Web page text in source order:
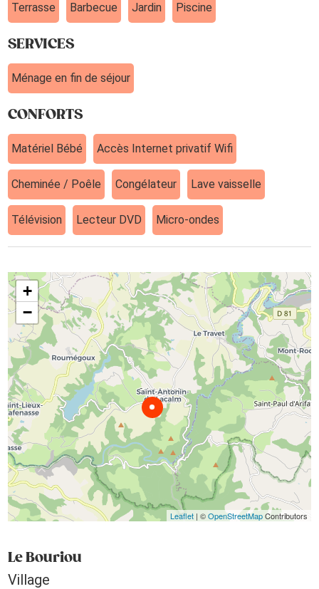
Terrasse Barbecue Jardin Piscine
SERVICES
Ménage en fin de séjour
CONFORTS
Matériel Bébé Accès Internet privatif Wifi
Cheminée / Poêle Congélateur Lave vaisselle
Télévision Lecteur DVD Micro-ondes
+
−
Leaflet| ©OpenStreetMapContributors
Le Bouriou
Village